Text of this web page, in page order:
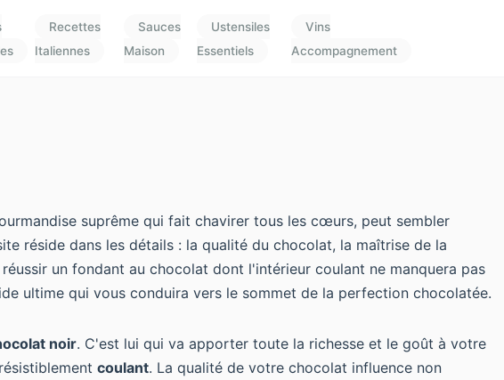
Recettes
Italiennes
Sauces
Maison
Ustensiles
Essentiels
Vins
Accompagnement
suprême qui fait chavirer tous les cœurs, peut sembler
réside dans les détails : la qualité du chocolat, la maîtrise de la
un fondant au chocolat dont l'intérieur coulant ne manquera pas
ultime qui vous conduira vers le sommet de la perfection chocolatée.
noir. C'est lui qui va apporter toute la richesse et le goût à votre
coulant. La qualité de votre chocolat influence non